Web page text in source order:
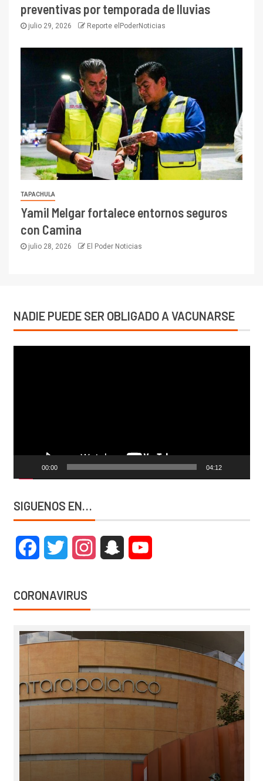
preventivas por temporada de lluvias
julio 29, 2026 Reporte elPoderNoticias
TAPACHULA
Yamil Melgar fortalece entornos seguros
con Camina
julio 28, 2026 El Poder Noticias
NADIE PUEDE SER OBLIGADO A VACUNARSE
00:00 04:12
SIGUENOS EN…
FacebookTwitter InstagramSnapchat
CORONAVIRUS